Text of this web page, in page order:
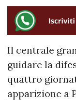
Il centrale
guidare la
quattro
apparizione a